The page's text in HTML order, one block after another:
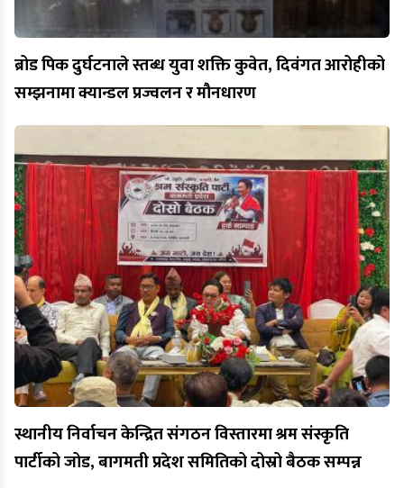
ब्रोड पिक दुर्घटनाले स्तब्ध युवा शक्ति कुवेत, दिवंगत आरोहीको
सम्झनामा क्यान्डल प्रज्वलन र मौनधारण
स्थानीय निर्वाचन केन्द्रित संगठन विस्तारमा श्रम संस्कृति
पार्टीको जोड, बागमती प्रदेश समितिको दोस्रो बैठक सम्पन्न